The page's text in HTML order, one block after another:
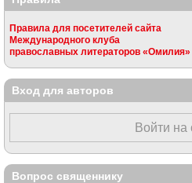
Правила для посетителей сайта
Международного клуба
православных литераторов «Омилия»
Вход для авторов
Войти на
Вопрос священнику